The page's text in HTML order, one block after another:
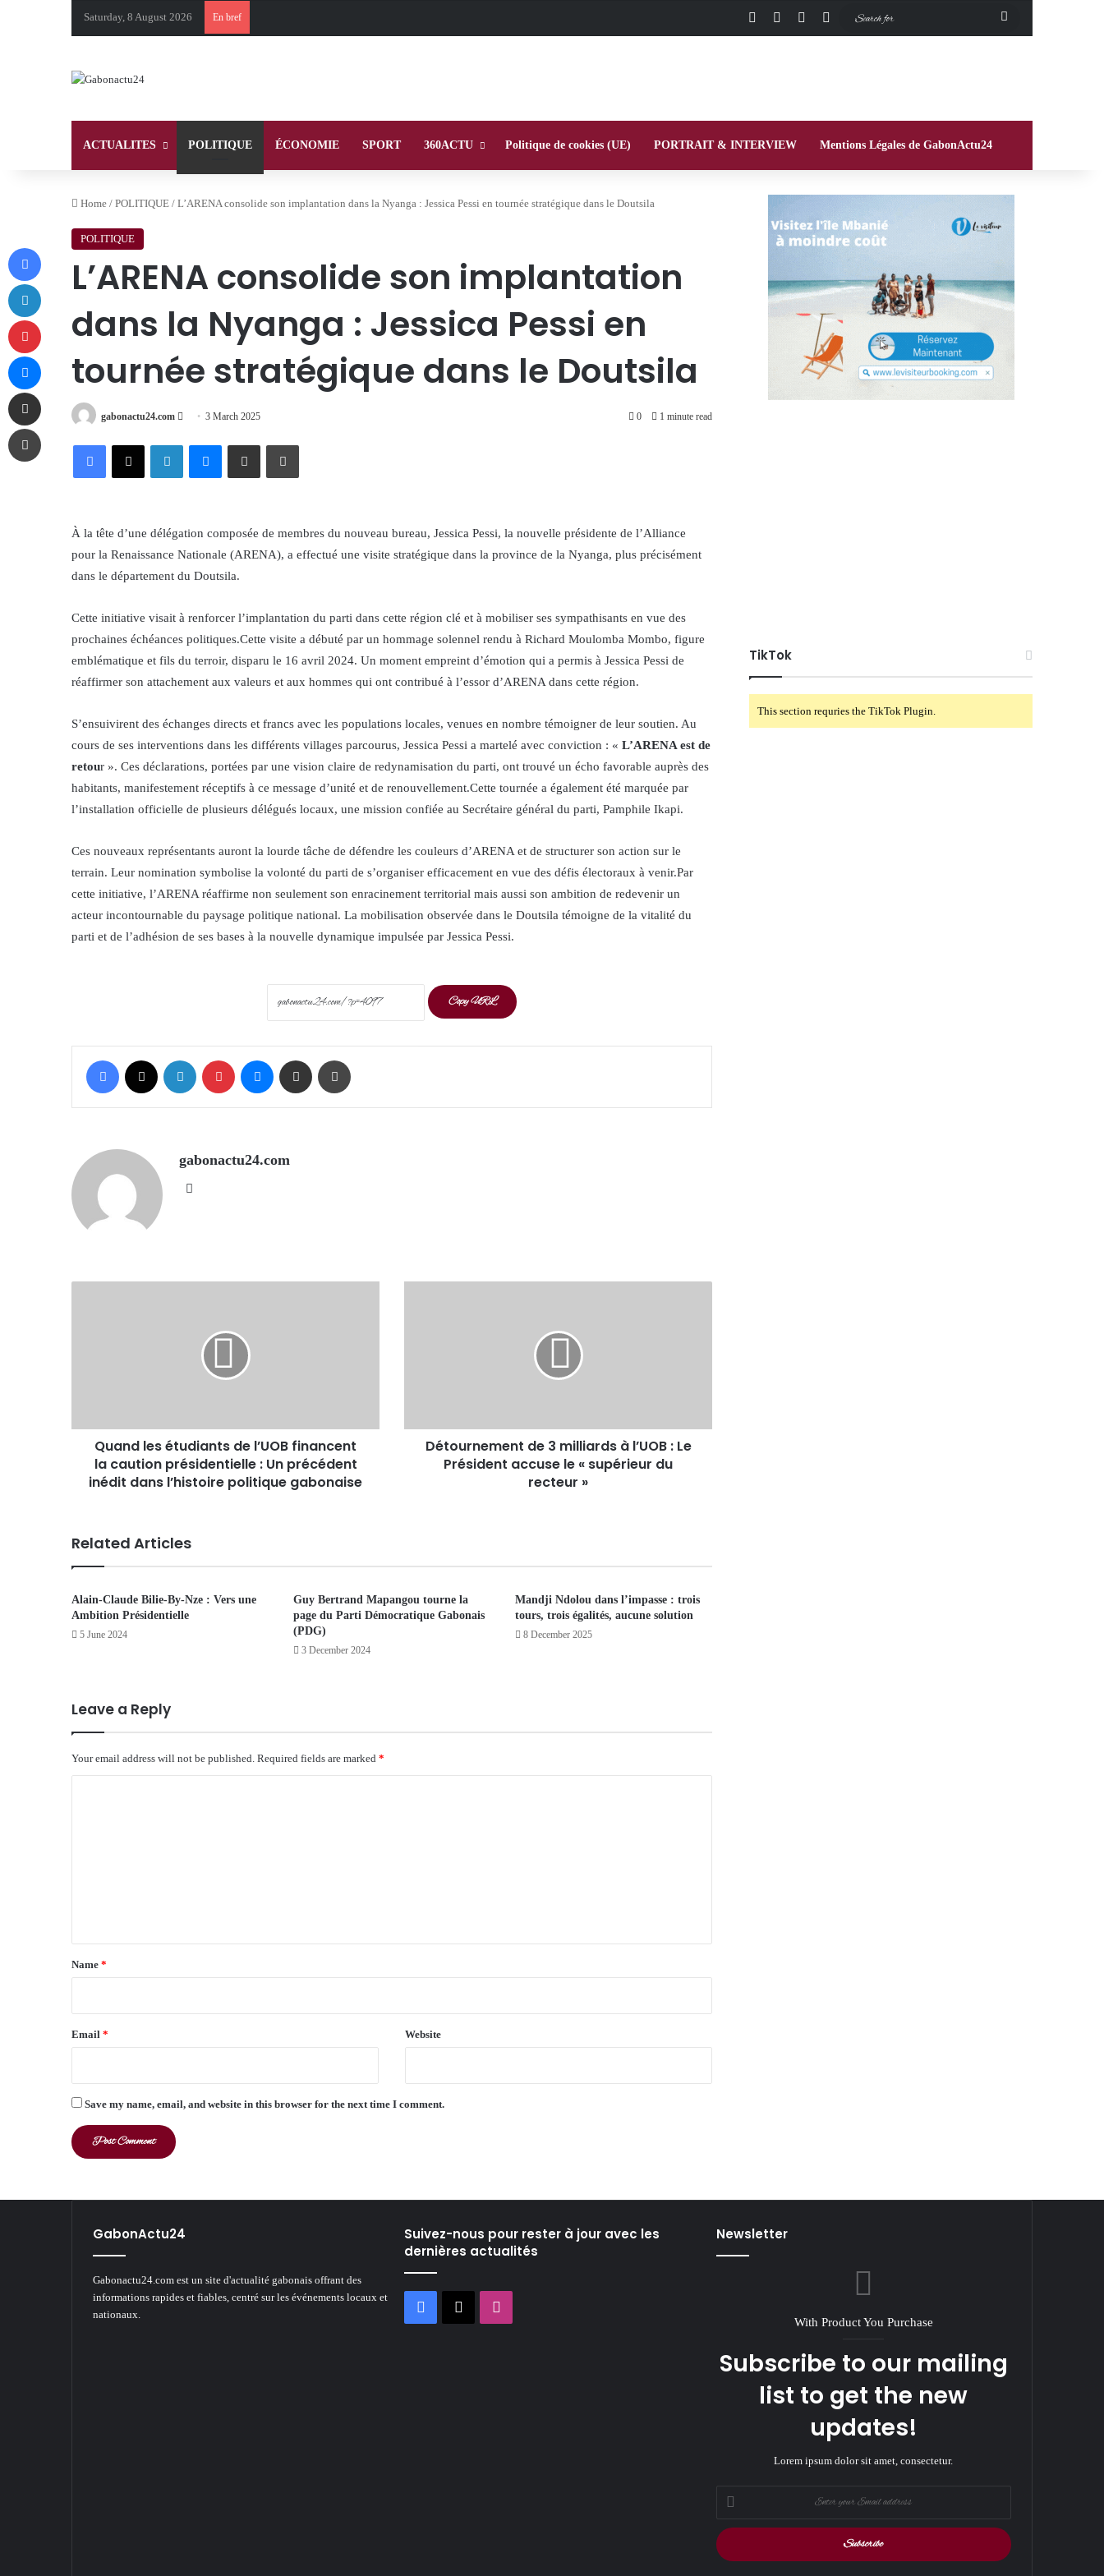
Saturday, 8 August 2026 En bref Facebook InstagramSwitch skin
ACTUALITES POLITIQUE ÉCONOMIE SPORT 360ACTU Politique de cookies (UE) PORTRAIT & INTERVIEW Mentions Légales de GabonActu24
Home / POLITIQUE / L’ARENA consolide son implantation dans la Nyanga : Jessica Pessi en tournée stratégique dans le Doutsila
POLITIQUE
L’ARENA consolide son implantation
dans la Nyanga : Jessica Pessi en
tournée stratégique dans le Doutsila
gabonactu24.com
Send 3 March 2025 0 1 minute read
FacebookX LinkedInMessengerShare via Email Print
À la tête d’une délégation composée de membres du nouveau bureau, Jessica Pessi, la nouvelle présidente de l’Alliance
pour la Renaissance Nationale (ARENA), a effectué une visite stratégique dans la province de la Nyanga, plus précisément
dans le département du Doutsila.
Cette initiative visait à renforcer l’implantation du parti dans cette région clé et à mobiliser ses sympathisants en vue des
prochaines échéances politiques.Cette visite a débuté par un hommage solennel rendu à Richard Moulomba Mombo, figure
emblématique et fils du terroir, disparu le 16 avril 2024. Un moment empreint d’émotion qui a permis à Jessica Pessi de
réaffirmer son attachement aux valeurs et aux hommes qui ont contribué à l’essor d’ARENA dans cette région.
S’ensuivirent des échanges directs et francs avec les populations locales, venues en nombre témoigner de leur soutien. Au
cours de ses interventions dans les différents villages parcourus, Jessica Pessi a martelé avec conviction : « L’ARENA est de
retour ». Ces déclarations, portées par une vision claire de redynamisation du parti, ont trouvé un écho favorable auprès des
habitants, manifestement réceptifs à ce message d’unité et de renouvellement.Cette tournée a également été marquée par
l’installation officielle de plusieurs délégués locaux, une mission confiée au Secrétaire général du parti, Pamphile Ikapi.
Ces nouveaux représentants auront la lourde tâche de défendre les couleurs d’ARENA et de structurer son action sur le
terrain. Leur nomination symbolise la volonté du parti de s’organiser efficacement en vue des défis électoraux à venir.Par
cette initiative, l’ARENA réaffirme non seulement son enracinement territorial mais aussi son ambition de redevenir un
acteur incontournable du paysage politique national. La mobilisation observée dans le Doutsila témoigne de la vitalité du
parti et de l’adhésion de ses bases à la nouvelle dynamique impulsée par Jessica Pessi.
Copy URL
Facebook LinkedIn Pinterest Messenger Share via Email
gabonactu24.com
Quand les étudiants de l’UOB financent
la caution présidentielle : Un précédent
inédit dans l’histoire politique gabonaise
Détournement de 3 milliards à l’UOB : Le
Président accuse le « supérieur du
recteur »
Related Articles
Alain-Claude Bilie-By-Nze : Vers une
Ambition Présidentielle
5 June 2024
Guy Bertrand Mapangou tourne la
page du Parti Démocratique Gabonais
(PDG)
3 December 2024
Mandji Ndolou dans l’impasse : trois
tours, trois égalités, aucune solution
8 December 2025
Leave a Reply
Your email address will not be published. Required fields are marked *
*
Name *
Email * Website
Save my name, email, and website in this browser for the next time I comment.
TikTok
This section requries the TikTok Plugin.
GabonActu24
Gabonactu24.com est un site d'actualité gabonais offrant des
informations rapides et fiables, centré sur les événements locaux et
nationaux.
Suivez-nous pour rester à jour avec les
dernières actualités
Facebook
X
Newsletter
With Product You Purchase
Subscribe to our mailing
list to get the new
updates!
Lorem ipsum dolor sit amet, consectetur.
Enter
your
Email
address
Facebook
LinkedIn
Pinterest